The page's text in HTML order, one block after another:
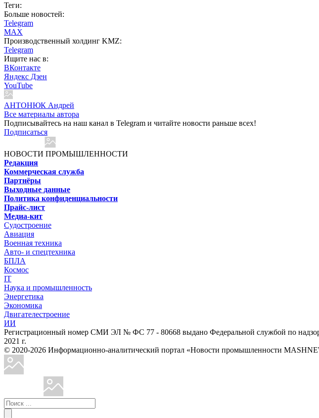
Теги:
Больше новостей:
Telegram
MAX
Производственный холдинг KMZ:
Telegram
Ищите нас в:
ВКонтакте
Яндекс Дзен
YouTube
АНТОНЮК Андрей
Все материалы автора
Подписывайтесь на наш канал в Telegram и читайте новости раньше всех!
Подписаться
НОВОСТИ ПРОМЫШЛЕННОСТИ
Редакция
Коммерческая служба
Партнёры
Выходные данные
Политика конфиденциальности
Прайс-лист
Медиа-кит
Судостроение
Авиация
Военная техника
Авто- и спецтехника
БПЛА
Космос
IT
Наука и промышленность
Энергетика
Экономика
Двигателестроение
ИИ
Регистрационный номер СМИ ЭЛ № ФС 77 - 80668 выдано Федеральной службой по
2021 г.
© 2020-2026 Информационно-аналитический портал «Новости промышленности